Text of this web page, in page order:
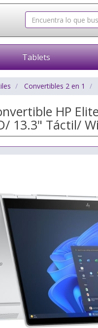
Tablets
Convertibles 2 en 1
HP
13.3" Táctil/